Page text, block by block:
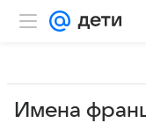
Имена